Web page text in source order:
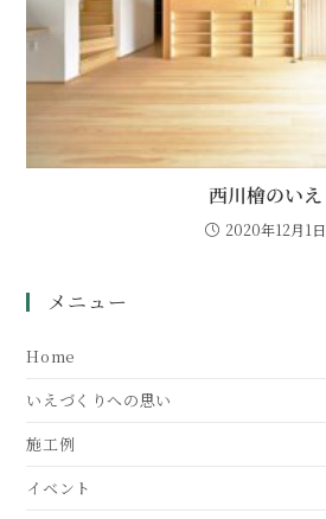
西川檜のいえ
2020年12月1日
メニュー
Home
いえづくりへの思い
施工例
イベント